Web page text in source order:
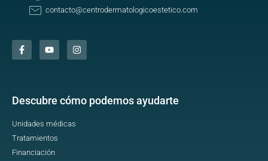
contacto@centrodermatologicoestetico.com
Descubre cómo podemos ayudarte
Unidades médicas
Tratamientos
Financiación